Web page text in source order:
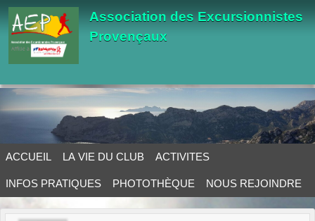
Association des Excursionnistes
Provençaux
ACCUEIL LA VIE DU CLUB ACTIVITES
INFOS PRATIQUES PHOTOTHÈQUE NOUS REJOINDRE
Panneau de gestion des cookies